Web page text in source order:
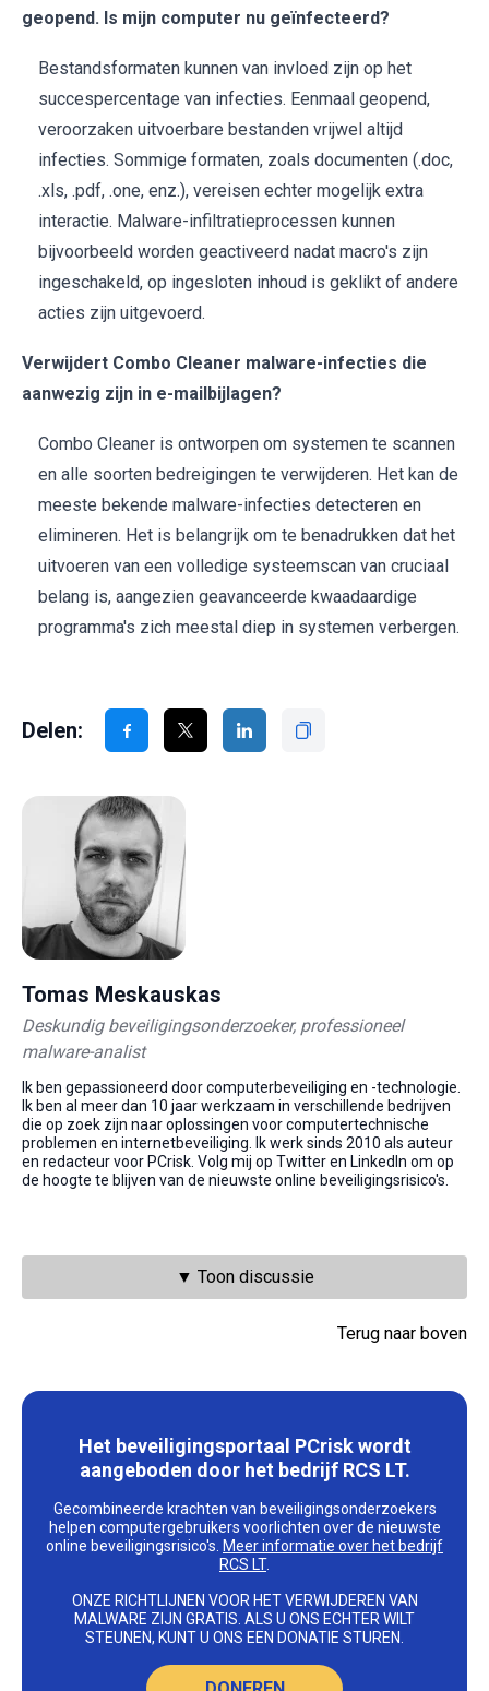
geopend. Is mijn computer nu geïnfecteerd?
Bestandsformaten kunnen van invloed zijn op het
succespercentage van infecties. Eenmaal geopend,
veroorzaken uitvoerbare bestanden vrijwel altijd
infecties. Sommige formaten, zoals documenten (.doc,
.xls, .pdf, .one, enz.), vereisen echter mogelijk extra
interactie. Malware-infiltratieprocessen kunnen
bijvoorbeeld worden geactiveerd nadat macro's zijn
ingeschakeld, op ingesloten inhoud is geklikt of andere
acties zijn uitgevoerd.
Verwijdert Combo Cleaner malware-infecties die
aanwezig zijn in e-mailbijlagen?
Combo Cleaner is ontworpen om systemen te scannen
en alle soorten bedreigingen te verwijderen. Het kan de
meeste bekende malware-infecties detecteren en
elimineren. Het is belangrijk om te benadrukken dat het
uitvoeren van een volledige systeemscan van cruciaal
belang is, aangezien geavanceerde kwaadaardige
programma's zich meestal diep in systemen verbergen.
Delen:
Tomas Meskauskas
Deskundig beveiligingsonderzoeker, professioneel
malware-analist
Ik ben gepassioneerd door computerbeveiliging en -technologie.
Ik ben al meer dan 10 jaar werkzaam in verschillende bedrijven
die op zoek zijn naar oplossingen voor computertechnische
problemen en internetbeveiliging. Ik werk sinds 2010 als auteur
en redacteur voor PCrisk. Volg mij op Twitter en LinkedIn om op
de hoogte te blijven van de nieuwste online beveiligingsrisico's.
▼ Toon discussie
Terug naar boven
Het beveiligingsportaal PCrisk wordt
aangeboden door het bedrijf RCS LT.
Gecombineerde krachten van beveiligingsonderzoekers
helpen computergebruikers voorlichten over de nieuwste
online beveiligingsrisico's. Meer informatie over het bedrijf
RCS LT.
ONZE RICHTLIJNEN VOOR HET VERWIJDEREN VAN
MALWARE ZIJN GRATIS. ALS U ONS ECHTER WILT
STEUNEN, KUNT U ONS EEN DONATIE STUREN.